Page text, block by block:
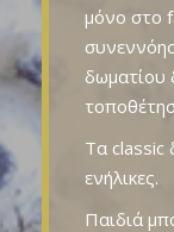
μόνο στο
δωματίου
Τα classic
ενήλικες.
Παιδιά